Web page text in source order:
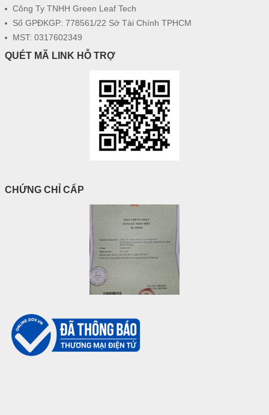
Công Ty TNHH Green Leaf Tech
Số GPĐKGP: 778561/22 Sở Tài Chính TPHCM
MST: 0317602349
QUÉT MÃ LINK HỖ TRỢ
CHỨNG CHỈ CẤP